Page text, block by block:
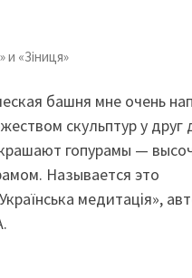
и «Зіниця»
башня мне очень
скульптур у друг
гопурамы —
Называется это
медитація»,